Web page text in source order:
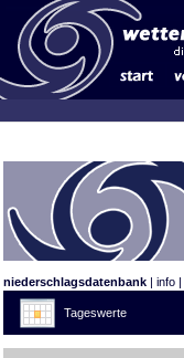
niederschlagsdatenbank | info |
Tageswerte